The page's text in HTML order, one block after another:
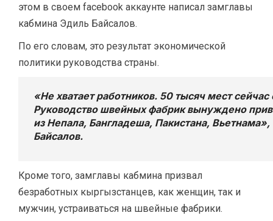
этом в своем facebook аккаунте написал замглавы
кабмина Эдиль Байсалов.
По его словам, это результат экономической
политики руководства страны.
«Не хватает работников. 50 тысяч мест
Руководство швейных фабрик вынуждено
из Непала, Бангладеша, Пакистана,
Байсалов.
Кроме того, замглавы кабмина призвал
безработных кыргызстанцев, как женщин, так и
мужчин, устраиваться на швейные фабрики.